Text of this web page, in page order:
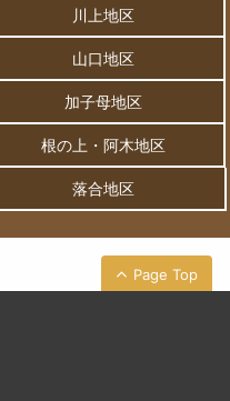
川上地区
山口地区
加子母地区
根の上・阿木地区
落合地区
Page Top